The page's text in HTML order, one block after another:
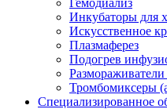
Гемодиализ
Инкубаторы для
Искусственное
Плазмаферез
Подогрев
Тромбомиксеры
Специализированное